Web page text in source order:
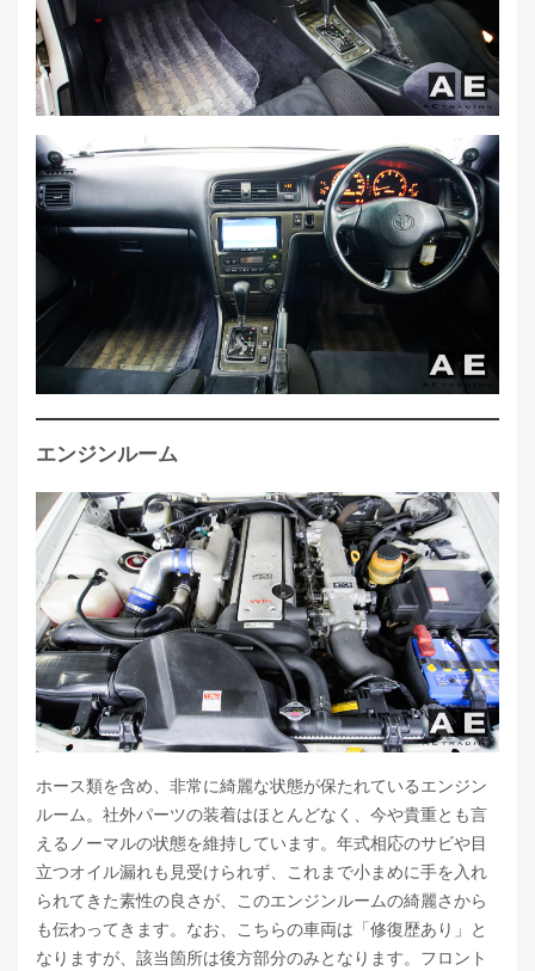
エンジンルーム
ホース類を含め、非常に綺麗な状態が保たれているエンジン
ルーム。社外パーツの装着はほとんどなく、今や貴重とも言
えるノーマルの状態を維持しています。年式相応のサビや目
立つオイル漏れも見受けられず、これまで小まめに手を入れ
られてきた素性の良さが、このエンジンルームの綺麗さから
も伝わってきます。なお、こちらの車両は「修復歴あり」と
なりますが、該当箇所は後方部分のみとなります。フロント